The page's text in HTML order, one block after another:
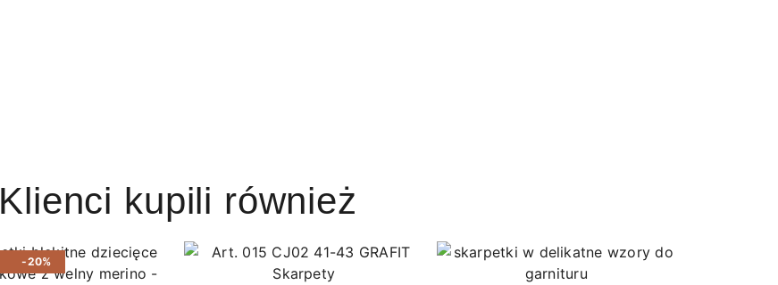
Klienci kupili również
-20%